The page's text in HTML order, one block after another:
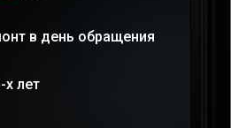
в день обращения
х лет